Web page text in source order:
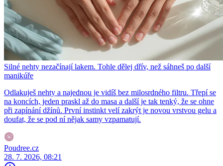
Silné nehty nezačínají lakem. Tohle dělej dřív, než sáhneš po další
manikúře
Odlakuješ nehty a najednou je vidíš bez milosrdného filtru. Třepí se
na koncích, jeden praskl až do masa a další je tak tenký, že se ohne
při zapínání džínů. První instinkt velí zakrýt je novou vrstvou gelu a
doufat, že se pod ní nějak samy vzpamatují.
Poudree.cz
28. 7. 2026, 08:21